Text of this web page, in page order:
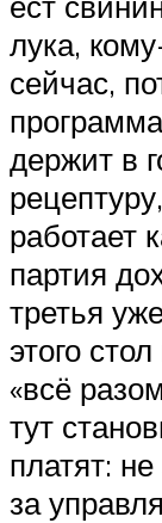
лука,
сейчас,
держит в
работает
партия
третья
этого
«всё
тут
платят:
за